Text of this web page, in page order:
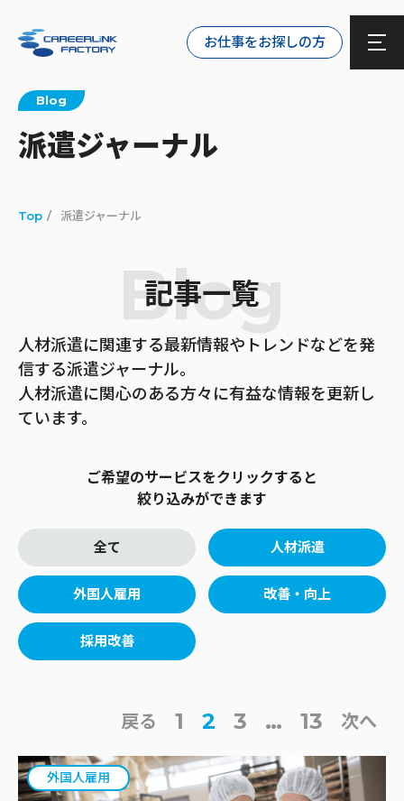
お仕事をお探しの方
Blog
派遣ジャーナル
Top 派遣ジャーナル
記事一覧
Blog
人材派遣に関連する最新情報やトレンドなどを発
信する派遣ジャーナル。
人材派遣に関心のある方々に有益な情報を更新し
ています。
ご希望のサービスをクリックすると
絞り込みができます
全て 人材派遣
外国人雇用 改善・向上
採用改善
戻る 1 2 3 … 13 次へ
外国人雇用